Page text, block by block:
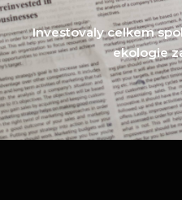
Investovaly celkem
ekologie